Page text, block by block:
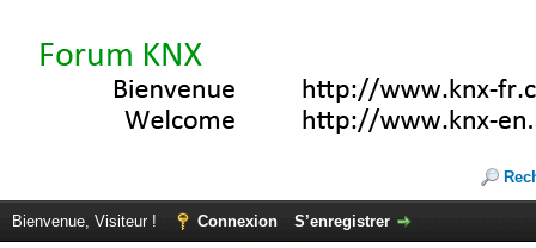
Bienvenue, Visiteur ! Connexion S’enregistrer